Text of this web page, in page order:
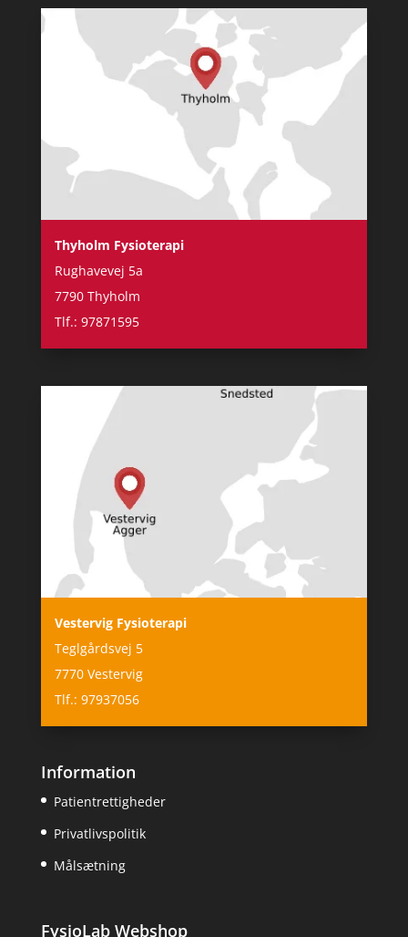
Thyholm Fysioterapi
Rughavevej 5a
7790 Thyholm
Tlf.: 97871595
Vestervig Fysioterapi
Teglgårdsvej 5
7770 Vestervig
Tlf.: 97937056
Information
Patientrettigheder
Privatlivspolitik
Målsætning
FysioLab Webshop